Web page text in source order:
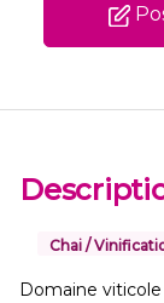
Chai /
Domaine viticole